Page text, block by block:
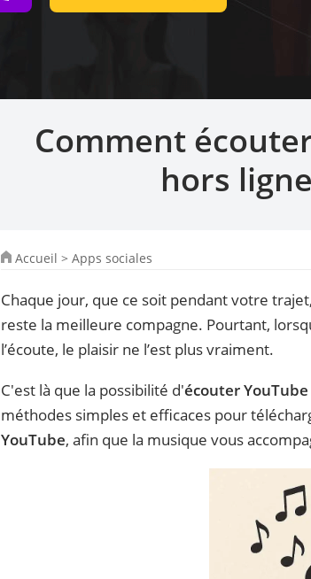
Comment
hors
Accueil > Apps sociales
Chaque jour, que ce soit pendant votre
reste la meilleure compagne. Pourtant,
l’écoute, le plaisir ne l’est plus vraiment.
C'est là que la possibilité d'écouter
méthodes simples et efficaces pour
YouTube, afin que la musique vous